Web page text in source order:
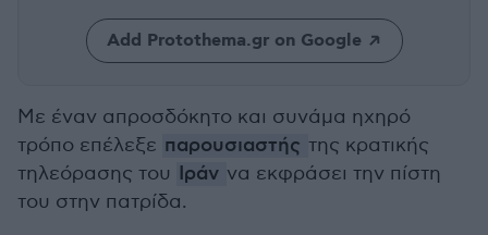
Add Protothema.gr on Google
Με έναν απροσδόκητο και συνάμα ηχηρό
τρόπο επέλεξε παρουσιαστής της κρατικής
τηλεόρασης του Ιράν να εκφράσει την πίστη
του στην πατρίδα.